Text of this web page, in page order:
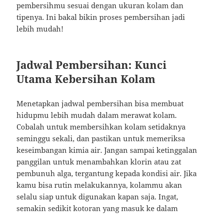
pembersihmu sesuai dengan ukuran kolam dan
tipenya. Ini bakal bikin proses pembersihan jadi
lebih mudah!
Jadwal Pembersihan: Kunci
Utama Kebersihan Kolam
Menetapkan jadwal pembersihan bisa membuat
hidupmu lebih mudah dalam merawat kolam.
Cobalah untuk membersihkan kolam setidaknya
seminggu sekali, dan pastikan untuk memeriksa
keseimbangan kimia air. Jangan sampai ketinggalan
panggilan untuk menambahkan klorin atau zat
pembunuh alga, tergantung kepada kondisi air. Jika
kamu bisa rutin melakukannya, kolammu akan
selalu siap untuk digunakan kapan saja. Ingat,
semakin sedikit kotoran yang masuk ke dalam